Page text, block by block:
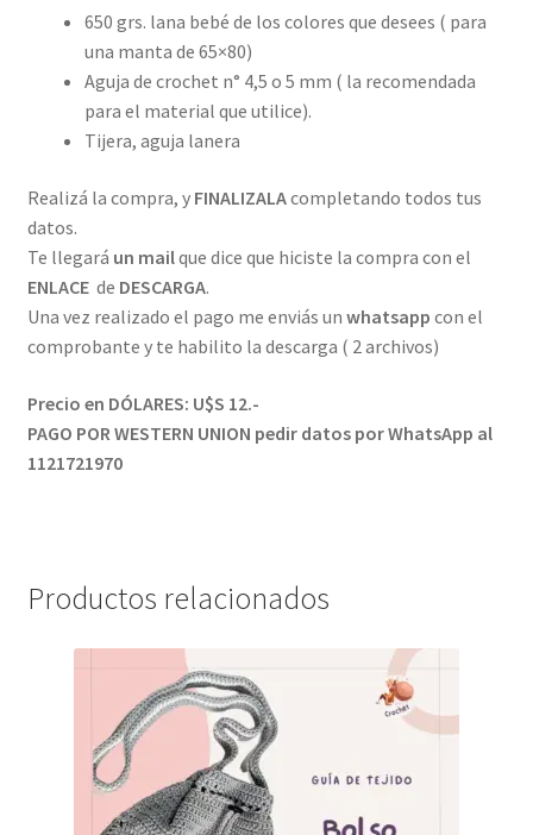
650 grs. lana bebé de los colores que desees ( para
una manta de 65×80)
Aguja de crochet n° 4,5 o 5 mm ( la recomendada
para el material que utilice).
Tijera, aguja lanera
Realizá la compra, y FINALIZALAcompletando todos tus
datos.
Te llegará un mailque dice que hiciste la compra con el
ENLACEde DESCARGA.
Una vez realizado el pago me enviás un whatsapp con el
comprobante y te habilito la descarga ( 2 archivos)
Precio en DÓLARES: U$S 12.-
PAGO POR WESTERN UNION pedir datos por WhatsApp al
1121721970
Productos relacionados